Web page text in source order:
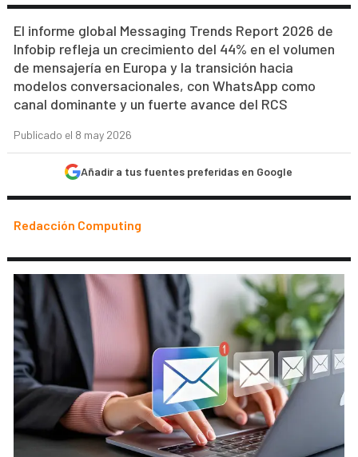
El informe global Messaging Trends Report 2026 de
Infobip refleja un crecimiento del 44% en el volumen
de mensajería en Europa y la transición hacia
modelos conversacionales, con WhatsApp como
canal dominante y un fuerte avance del RCS
Publicado el 8 may 2026
Añadir a tus fuentes preferidas en Google
Redacción Computing